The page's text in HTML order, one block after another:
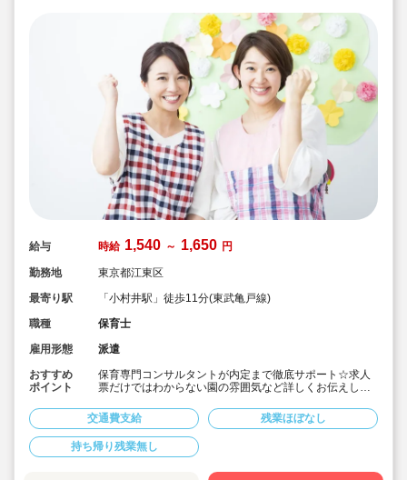
給与 時給 1,540 ～ 1,650 円
勤務地
東京都江東区
最寄り駅
「小村井駅」徒歩11分(東武亀戸線)
職種
保育士
雇用形態
派遣
おすすめ
ポイント
保育専門コンサルタントが内定まで徹底サポート☆求人
票だけではわからない園の雰囲気など詳しくお伝えしま
■毎年キララサポートからご紹介させていただいている法
人なんで安心して就業できます♪
■定員79名の中規模保育園です。
■担任サポート業務と担任業務と選択可。
■JR総武線「亀戸駅」徒歩13分！認可保育園の求人で
交通費支給 残業ほぼなし
持ち帰り残業無し